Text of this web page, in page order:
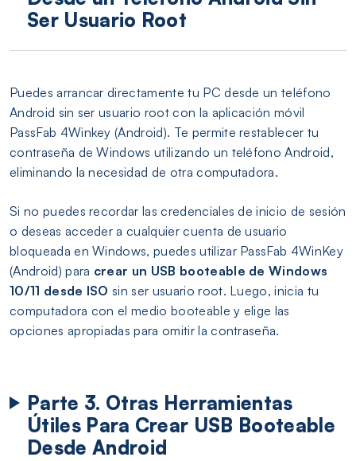
Ser Usuario Root
Puedes arrancar directamente tu PC desde un teléfono
Android sin ser usuario root con la aplicación móvil
PassFab 4Winkey (Android). Te permite restablecer tu
contraseña de Windows utilizando un teléfono Android,
eliminando la necesidad de otra computadora.
Si no puedes recordar las credenciales de inicio de sesión
o deseas acceder a cualquier cuenta de usuario
bloqueada en Windows, puedes utilizar PassFab 4WinKey
(Android) para crear un USB booteable de Windows
10/11 desde ISO sin ser usuario root. Luego, inicia tu
computadora con el medio booteable y elige las
opciones apropiadas para omitir la contraseña.
Parte 3. Otras Herramientas
Útiles Para Crear USB Booteable
Desde Android